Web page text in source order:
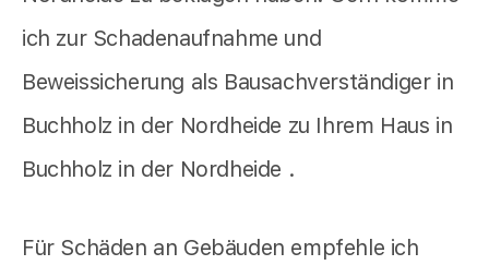
ich zur Schadenaufnahme und
Beweissicherung als Bausachverständiger in
Buchholz in der Nordheide zu Ihrem Haus in
Buchholz in der Nordheide .
Für Schäden an Gebäuden empfehle ich